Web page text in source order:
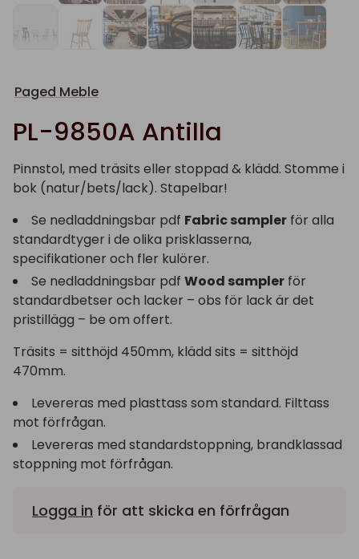
Paged Meble
PL-9850A Antilla
Pinnstol, med träsits eller stoppad & klädd. Stomme i
bok (natur/bets/lack). Stapelbar!
Se nedladdningsbar pdf Fabric sampler för alla
standardtyger i de olika prisklasserna,
specifikationer och fler kulörer.
Se nedladdningsbar pdf Wood sampler för
standardbetser och lacker – obs för lack är det
pristillägg – be om offert.
Träsits = sitthöjd 450mm, klädd sits = sitthöjd
470mm.
Levereras med plasttass som standard. Filttass
mot förfrågan.
Levereras med standardstoppning, brandklassad
stoppning mot förfrågan.
Logga in för att skicka en förfrågan